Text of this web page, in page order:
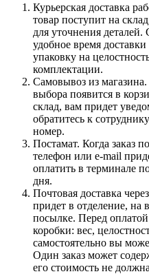
Курьерская доставка
товар поступит на
для уточнения
удобное время
упаковку на
комплектации.
Самовывоз из
выбора появится в
склад, вам придет
обратитесь к
номер.
Постамат. Когда заказ
телефон или e-mail
оплатить в терминале
дня.
Почтовая доставка
придет в отделение, на
посылке. Перед
коробки: вес,
самостоятельно вы
Один заказ может
его стоимость не